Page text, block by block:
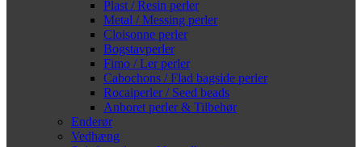
Plast / Resin perler
Metal / Messing perler
Cloisonne perler
Bogstavperler
Fimo / Ler perler
Cabochons / Flad bagside perler
Rocaiperler / Seed beads
Anboret perler & Tilbehør
Enderør
Vedhæng